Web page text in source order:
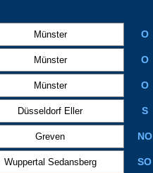
Münster O
Münster O
Münster O
Düsseldorf Eller S
Greven NO
Wuppertal Sedansberg SO